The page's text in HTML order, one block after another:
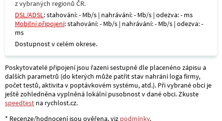
z vybraných regionů ČR.
DSL/ADSL: stahování: - Mb/s | nahrávání: - Mb/s | odezva: - ms
Mobilní připojení: stahování: - Mb/s | nahrávání: - Mb/s | odezva: -
ms
Dostupnost v celém okrese.
Poskytovatelé připojení jsou řazeni sestupně dle placenéno zápisu a
dalších parametrů (do kterých může patřit stav nahrání loga firmy,
počet testů, aktivita v poptávkovém systému, atd.). Při vybrané obci je
ještě zohledněna vyplněná lokální pusobnost v dané obci. Zkuste
speedtest na rychlost.cz.
* Recenze/hodnocení jsou ověřena, viz podmínky.